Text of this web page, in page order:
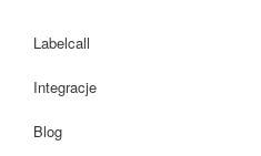
Labelcall
Integracje
Blog